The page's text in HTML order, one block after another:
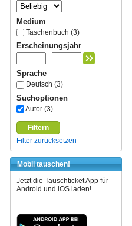
Medium
Taschenbuch (3)
Erscheinungsjahr
-
Sprache
Deutsch (3)
Suchoptionen
Autor (3)
Filtern
Filter zurücksetzen
Mobil tauschen!
Jetzt die Tauschticket App für
Android und iOS laden!